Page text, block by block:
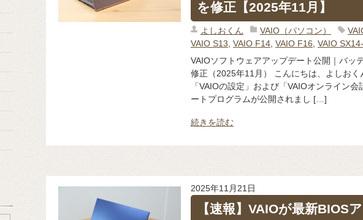
を修正【2025年11月】
よしおくん VAIO（パソコン）
VAIO S13 VAIO F14, VAIO F16 VAIO
VAIOソフトウェアアップデート公開｜バッ
修正（2025年11月） こんにちは、よしおく
「VAIOの設定」および「VAIOオンライン
ートプログラムが公開されまし […]
続きを読む
2025年11月21日
【速報】VAIOが最新BIOS